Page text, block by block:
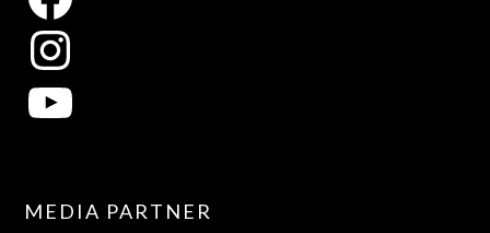
MEDIA PARTNER